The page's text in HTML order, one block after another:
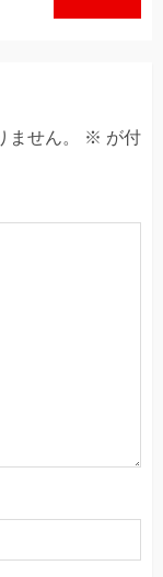
せん。 ※ が付